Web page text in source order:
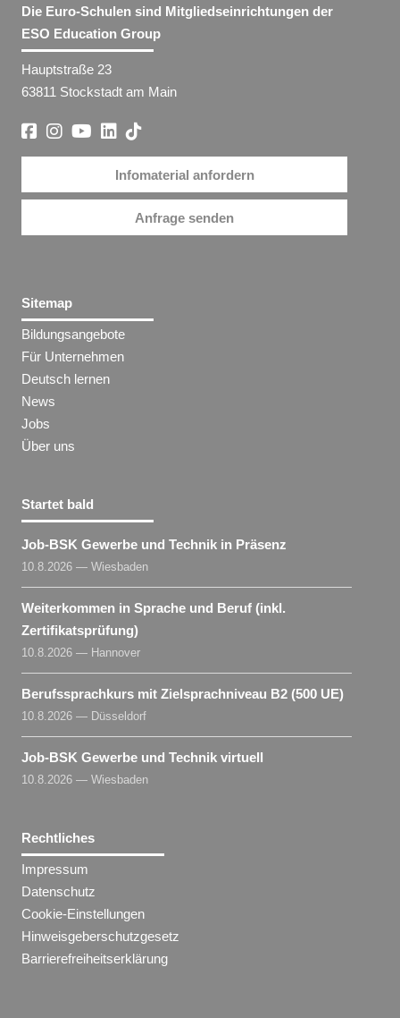
Die Euro-Schulen sind Mitgliedseinrichtungen der
ESO Education Group
Hauptstraße 23
63811 Stockstadt am Main
Infomaterial anfordern
Anfrage senden
Sitemap
Bildungsangebote
Für Unternehmen
Deutsch lernen
News
Jobs
Über uns
Startet bald
Job-BSK Gewerbe und Technik in Präsenz
10.8.2026 — Wiesbaden
Weiterkommen in Sprache und Beruf (inkl.
Zertifikatsprüfung)
10.8.2026 — Hannover
Berufssprachkurs mit Zielsprachniveau B2 (500 UE)
10.8.2026 — Düsseldorf
Job-BSK Gewerbe und Technik virtuell
10.8.2026 — Wiesbaden
Rechtliches
Impressum
Datenschutz
Cookie-Einstellungen
Hinweisgeberschutzgesetz
Barrierefreiheitserklärung